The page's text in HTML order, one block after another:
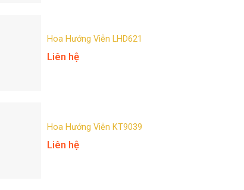
Hoa Hướng Viễn LHD621
Liên hệ
Hoa Hướng Viễn KT9039
Liên hệ